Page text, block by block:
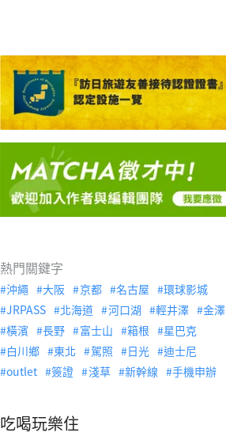
熱門關鍵字
沖繩 大阪 京都 名古屋
環球影城
JRPASS
北海道 河口湖 輕井澤
金澤
橫濱
長野 富士山 箱根
星巴克
白川鄉
東北 駕照 日光
迪士尼
outlet
簽證 淺草 新幹線 手機申辦
吃喝玩樂住